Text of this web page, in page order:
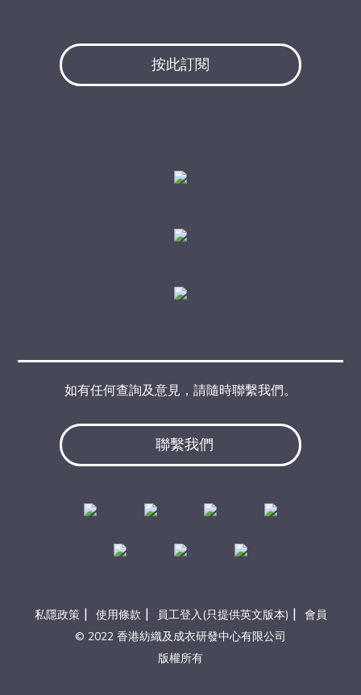
按此訂閱
聯繫我們
如有任何查詢及意見，請隨時聯繫我們。
私隱政策 | 使用條款 | 員工登入(只提供英文版本) | 會員
© 2022 香港紡織及成衣研發中心有限公司
版權所有